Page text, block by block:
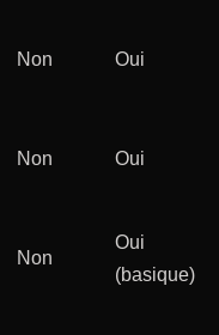
Non Oui
Non Oui
Non
Oui
(basique)